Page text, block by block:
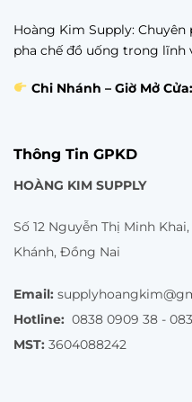
Hoàng Kim Supply:
pha chế đồ uống trong lĩnh
Chi Nhánh – Giờ Mở
Thông Tin GPKD
HOÀNG KIM SUPPLY
Số 12 Nguyễn Thị Minh
Khánh, Đồng Nai
Email:
Hotline: 0838 0909 38 -
MST: 3604088242